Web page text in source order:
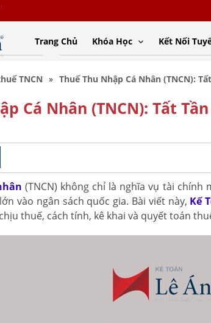
Trang Chủ Khóa Học Kết Nối
TNCN Thuế Thu Nhập Cá Nhân (TNCN):
Cá Nhân (TNCN): Tất
(TNCN) không chỉ là nghĩa vụ tài
vào ngân sách quốc gia. Bài viết này, Kế
thuế, cách tính, kê khai và quyết toán